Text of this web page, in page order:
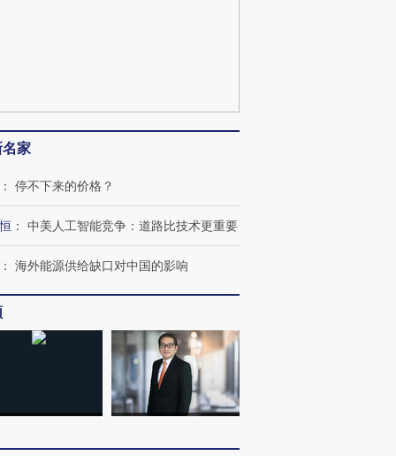
家
： 停不下来的价格？
： 中美人工智能竞争：道路比技术更重要
： 海外能源供给缺口对中国的影响